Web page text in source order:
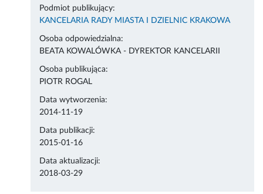
Podmiot publikujący:
KANCELARIA RADY MIASTA I DZIELNIC KRAKOWA
Osoba odpowiedzialna:
BEATA KOWALÓWKA - DYREKTOR KANCELARII
Osoba publikująca:
PIOTR ROGAL
Data wytworzenia:
2014-11-19
Data publikacji:
2015-01-16
Data aktualizacji:
2018-03-29